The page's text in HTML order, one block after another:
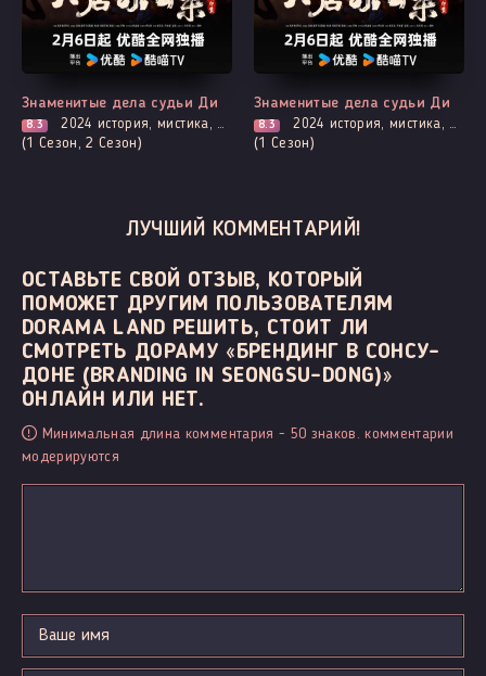
Все серии
Знаменитые дела судьи Ди
8.3 2024 история, мистика, расследование, триллер
(1 Сезон, 2 Сезон)
Выходит - 4 Серия
Знаменитые дела судьи Ди
8.3 2024 история, мистика, расследование, триллер
(1 Сезон)
ЛУЧШИЙ КОММЕНТАРИЙ!
ОСТАВЬТЕ СВОЙ ОТЗЫВ, КОТОРЫЙ
ПОМОЖЕТ ДРУГИМ ПОЛЬЗОВАТЕЛЯМ
DORAMA LAND РЕШИТЬ, СТОИТ ЛИ
СМОТРЕТЬ ДОРАМУ «БРЕНДИНГ В СОНСУ-
ДОНЕ (BRANDING IN SEONGSU-DONG)»
ОНЛАЙН ИЛИ НЕТ.
Минимальная длина комментария - 50 знаков. комментарии
модерируются